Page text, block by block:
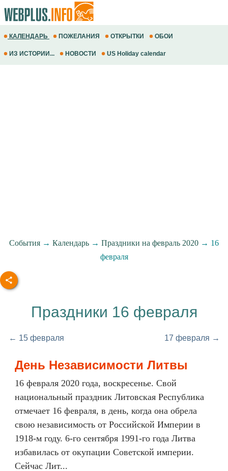
КАЛЕНДАРЬ ПОЖЕЛАНИЯ ОТКРЫТКИ ОБОИ
ИЗ ИСТОРИИ... НОВОСТИ US Holiday calendar
События → Календарь → Праздники на февраль 2020 → 16
февраля
Праздники 16 февраля
← 15 февраля 17 февраля →
День Независимости Литвы
16 февраля 2020 года, воскресенье. Свой
национальный праздник Литовская Республика
отмечает 16 февраля, в день, когда она обрела
свою независимость от Российской Империи в
1918-м году. 6-го сентября 1991-го года Литва
избавилась от окупации Советской империи.
Сейчас Лит...